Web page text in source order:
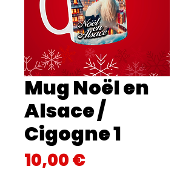
Mug Noël en
Alsace /
Cigogne 1
10,00 €Prix